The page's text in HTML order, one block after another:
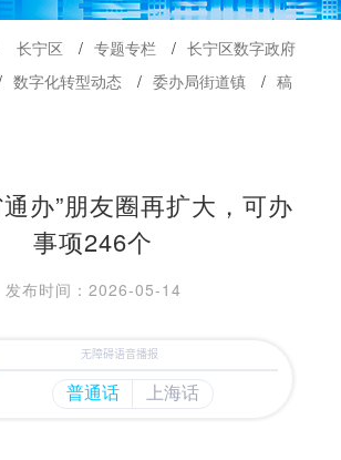
长宁区 / 专题专栏 / 长宁区数字政府
数字化转型动态 / 委办局街道镇 / 稿
办”朋友圈再扩大，可办
事项246个
发布时间：2026-05-14